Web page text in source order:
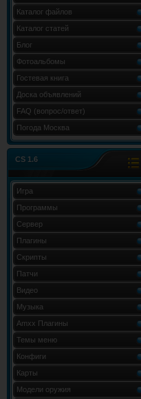
Каталог файлов
Каталог статей
Блог
Фотоальбомы
Гостевая книга
Доска объявлений
FAQ (вопрос/ответ)
Погода Москва
CS 1.6
Игра
Программы
Сервер
Плагины
Скрипты
Патчи
Видео
Музыка
Amxx Плагины
Темы меню
Конфиги
Карты
Модели оружия